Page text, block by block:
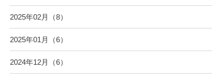
2025年02月（8）
2025年01月（6）
2024年12月（6）